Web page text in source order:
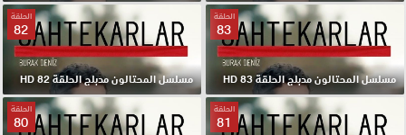
الحلقة
83
مسلسل المحتالون مدبلج الحلقة 83 HD
الحلقة
82
مسلسل المحتالون مدبلج الحلقة 82 HD
الحلقة
81
الحلقة
80